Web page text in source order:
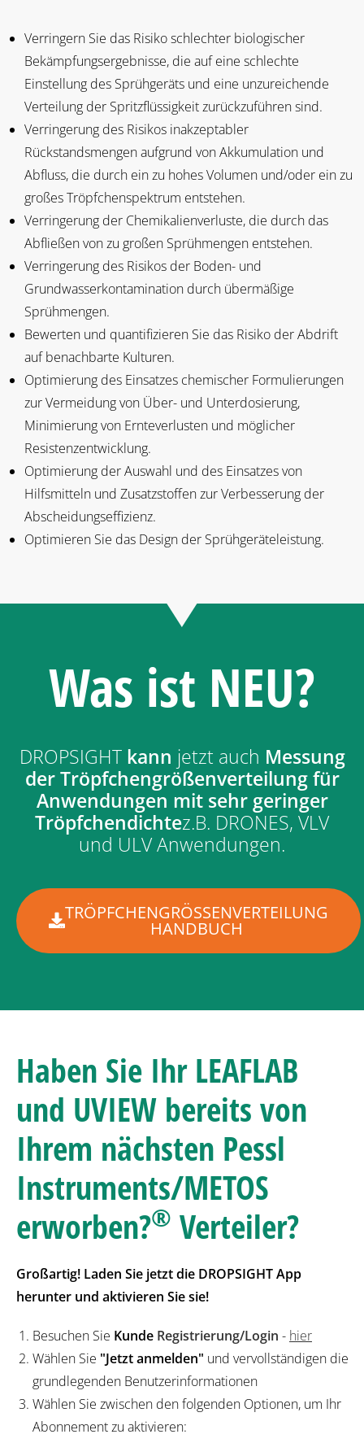
Verringern Sie das Risiko schlechter biologischer
Bekämpfungsergebnisse, die auf eine schlechte
Einstellung des Sprühgeräts und eine unzureichende
Verteilung der Spritzflüssigkeit zurückzuführen sind.
Verringerung des Risikos inakzeptabler
Rückstandsmengen aufgrund von Akkumulation und
Abfluss, die durch ein zu hohes Volumen und/oder ein zu
großes Tröpfchenspektrum entstehen.
Verringerung der Chemikalienverluste, die durch das
Abfließen von zu großen Sprühmengen entstehen.
Verringerung des Risikos der Boden- und
Grundwasserkontamination durch übermäßige
Sprühmengen.
Bewerten und quantifizieren Sie das Risiko der Abdrift
auf benachbarte Kulturen.
Optimierung des Einsatzes chemischer Formulierungen
zur Vermeidung von Über- und Unterdosierung,
Minimierung von Ernteverlusten und möglicher
Resistenzentwicklung.
Optimierung der Auswahl und des Einsatzes von
Hilfsmitteln und Zusatzstoffen zur Verbesserung der
Abscheidungseffizienz.
Optimieren Sie das Design der Sprühgeräteleistung.
Was ist NEU?
DROPSIGHT kann jetzt auch Messung
der Tröpfchengrößenverteilung für
Anwendungen mit sehr geringer
Tröpfchendichtez.B. DRONES, VLV
und ULV Anwendungen.
TRÖPFCHENGRÖSSENVERTEILUNG H
ANDBUCH
Haben Sie Ihr LEAFLAB
und UVIEW bereits von
Ihrem nächsten Pessl
Instruments/METOS
erworben?® Verteiler?
Großartig! Laden Sie jetzt die DROPSIGHT App
herunter und aktivieren Sie sie!
Besuchen Sie Kunde Registrierung/Login - hier
Wählen Sie "Jetzt anmelden" und vervollständigen die
grundlegenden Benutzerinformationen
Wählen Sie zwischen den folgenden Optionen, um Ihr
Abonnement zu aktivieren: